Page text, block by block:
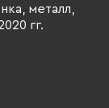
металл,
гг.